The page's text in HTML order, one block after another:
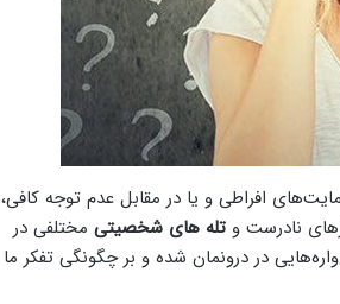
افراطی و یا در مقابل عدم توجه کافی،
نادرست و تله های شخصیتی مختلفی در
در درونمان شده و بر چگونگی تفکر ما